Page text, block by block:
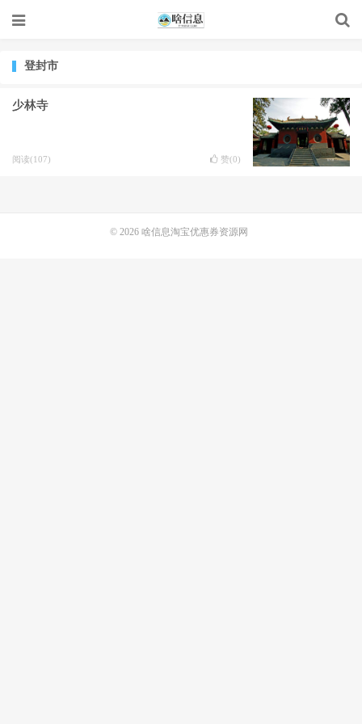
登封市
少林寺
阅读(107) 赞(0)
© 2026 啥信息淘宝优惠券资源网